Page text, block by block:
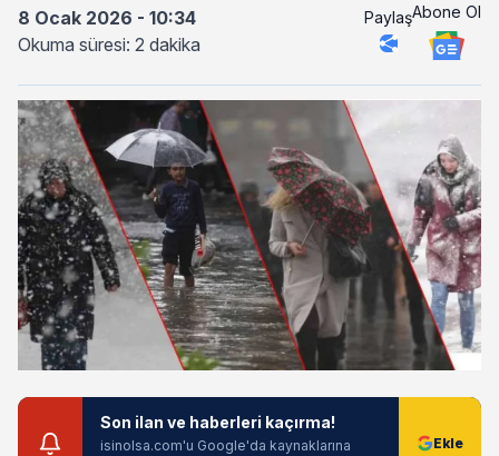
8 Ocak 2026 - 10:34
Okuma süresi: 2 dakika
PaylaşAbone Ol
Son ilan ve haberleri kaçırma!
isinolsa.com'u Google'da kaynaklarına